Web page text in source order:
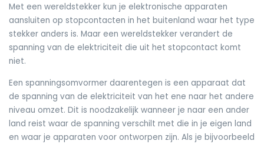
Met een wereldstekker kun je elektronische apparaten
aansluiten op stopcontacten in het buitenland waar het type
stekker anders is. Maar een wereldstekker verandert de
spanning van de elektriciteit die uit het stopcontact komt
niet.
Een spanningsomvormer daarentegen is een apparaat dat
de spanning van de elektriciteit van het ene naar het andere
niveau omzet. Dit is noodzakelijk wanneer je naar een ander
land reist waar de spanning verschilt met die in je eigen land
en waar je apparaten voor ontworpen zijn. Als je bijvoorbeeld